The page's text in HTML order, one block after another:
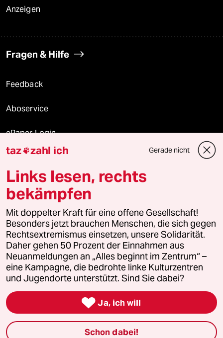
Anzeigen
Fragen & Hilfe
Feedback
Aboservice
ePaper Login
Downloads für Abonnierende
© 2026 taz Verlags und Vertriebs GmbH
Alle Rechte vorbehalten. Bei rechtlichen Fragen oder für Genehmigungen
wenden Sie sich bitte an
lizenzen@taz.de
Feedback Redaktionsstatut Kommune-Richtlinien
Leitlinie Informant Datenschutz Impressum AGB
Seitenwende Einwilligungen widerrufen (Ads)
taz zahl ich Gerade nicht
Links lesen, rechts
bekämpfen
Mit doppelter Kraft für eine offene Gesellschaft!
Besonders jetzt brauchen Menschen, die sich gegen
Rechtsextremismus einsetzen, unsere Solidarität.
Daher gehen 50 Prozent der Einnahmen aus
Neuanmeldungen an „Alles beginnt im Zentrum“ –
eine Kampagne, die bedrohte linke Kulturzentren
und Jugendorte unterstützt. Sind Sie dabei?
 Ja, ich will
Schon dabei!